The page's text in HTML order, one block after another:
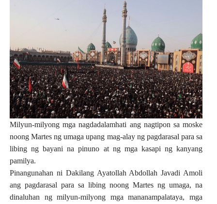
Milyun-milyong mga nagdadalamhati ang nagtipon sa moske
noong Martes ng umaga upang mag-alay ng pagdarasal para sa
libing ng bayani na pinuno at ng mga kasapi ng kanyang
pamilya.
Pinangunahan ni Dakilang Ayatollah Abdollah Javadi Amoli
ang pagdarasal para sa libing noong Martes ng umaga, na
dinaluhan ng milyun-milyong mga mananampalataya, mga